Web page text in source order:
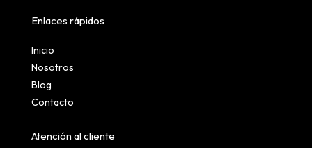
Enlaces rápidos
Inicio
Nosotros
Blog
Contacto
Atención al cliente